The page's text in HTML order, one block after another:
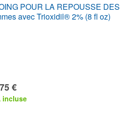
POUR LA REPOUSSE DES
avec Trioxidil® 2% (8 fl oz)
€
incluse